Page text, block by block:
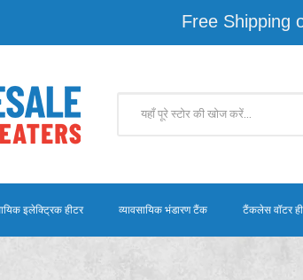
Free Shipping
इलेक्ट्रिक हीटर व्यावसायिक भंडारण टैंक टैंकलेस वॉटर